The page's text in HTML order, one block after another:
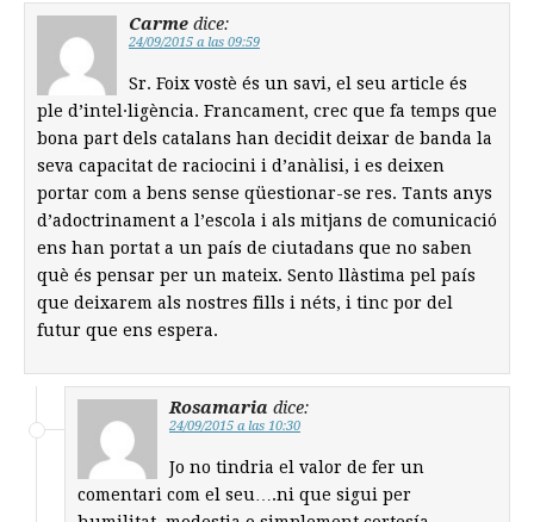
Carme dice:
24/09/2015 a las 09:59
Sr. Foix vostè és un savi, el seu article és
ple d’intel·ligència. Francament, crec que fa temps que
bona part dels catalans han decidit deixar de banda la
seva capacitat de raciocini i d’anàlisi, i es deixen
portar com a bens sense qüestionar-se res. Tants anys
d’adoctrinament a l’escola i als mitjans de comunicació
ens han portat a un país de ciutadans que no saben
què és pensar per un mateix. Sento llàstima pel país
que deixarem als nostres fills i néts, i tinc por del
futur que ens espera.
Rosamaria dice:
24/09/2015 a las 10:30
Jo no tindria el valor de fer un
comentari com el seu….ni que sigui per